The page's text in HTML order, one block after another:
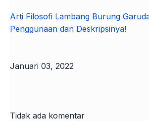
Arti Filosofi Lambang Burung
Penggunaan dan Deskripsinya!
Januari 03, 2022
Tidak ada komentar